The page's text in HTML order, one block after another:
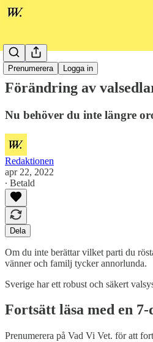
Prenumerera Logga in
Politik
Förändring av
Nu behöver du inte längre
Redaktionen
apr 22, 2022
∙ Betald
Dela
Om du inte berättar vilket parti du
vänner och familj tycker annorlunda.
Sverige har ett robust och säkert
Fortsätt läsa med en
Prenumerera på Vad Vi Vet. för att